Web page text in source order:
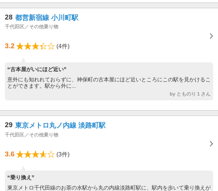
28 都営新宿線 小川町駅
千代田区／その他乗り物
3.2 (4件)
“古本屋がいにほど近い”
意外にも知れれておらずに、神保町の古本屋にほど近いところにこの駅を見かけるこ
とができます。駅から外に...
by とものり１さん
29 東京メトロ丸ノ内線 淡路町駅
千代田区／その他乗り物
3.6 (3件)
“乗り換え”
東京メトロ千代田線のお茶の水駅から丸の内線淡路町駅に、駅内を歩いて乗り換えが